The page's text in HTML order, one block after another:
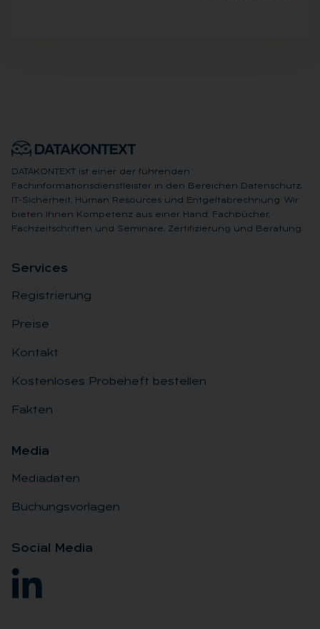
DATAKONTEXT ist einer der führenden
Fachinformationsdienstleister in den Bereichen Datenschutz,
IT-Sicherheit, Human Resources und Entgeltabrechnung. Wir
bieten Ihnen Kompetenz aus einer Hand: Fachbücher,
Fachzeitschriften und Seminare, Zertifizierung und Beratung.
Ser­vices
Registrierung
Preise
Kontakt
Kostenloses Probeheft bestellen
Fakten
Me­dia
Mediadaten
Buchungsvorlagen
So­ci­al Me­dia